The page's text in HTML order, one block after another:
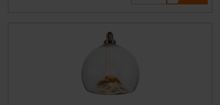
führen, dass die Einstellungen nicht längerfristig
gespeichert werden und dieses Banner erneut
„Einige Drittanbieter verarbeiten personenbezogene
Daten in den USA. Ihre Einwilligung zur Einbindung von